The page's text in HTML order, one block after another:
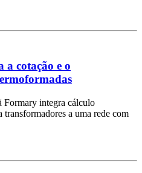
a cotação e o
Formary integra cálculo
transformadores a uma rede com